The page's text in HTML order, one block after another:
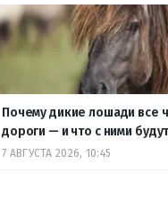
Почему дикие лошади все
дороги — и что с ними
7 АВГУСТА 2026, 10:45